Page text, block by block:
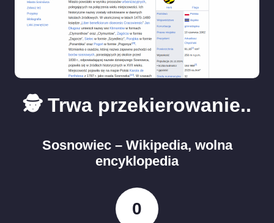
🕵️ Trwa przekierowanie..
Sosnowiec – Wikipedia, wolna
encyklopedia
0